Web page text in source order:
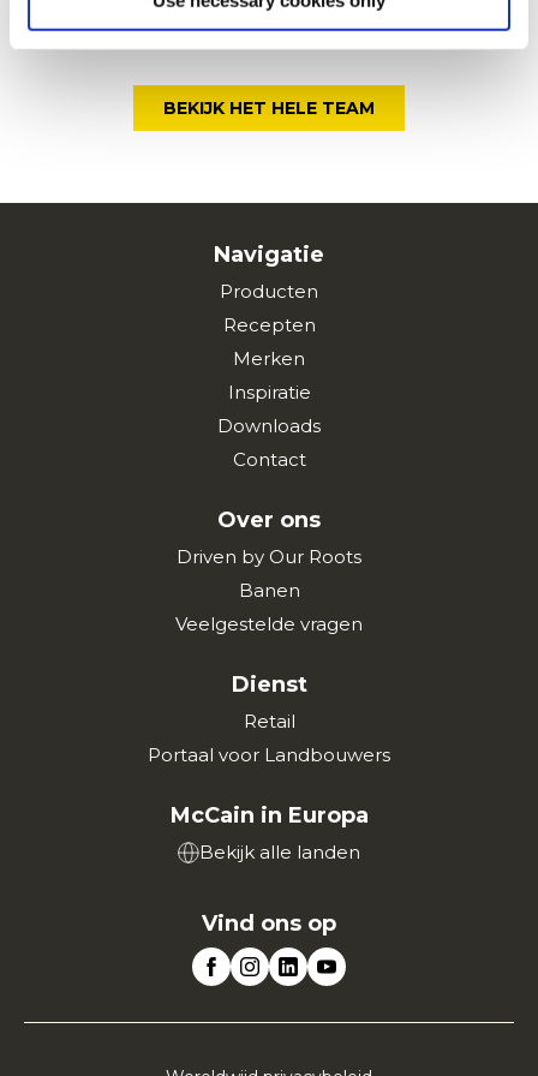
BEKIJK HET HELE TEAM
Navigatie
Producten
Recepten
Merken
Inspiratie
Downloads
Contact
Over ons
Driven by Our Roots
Banen
Veelgestelde vragen
Dienst
Retail
Portaal voor Landbouwers
McCain in Europa
Bekijk alle landen
Vind ons op